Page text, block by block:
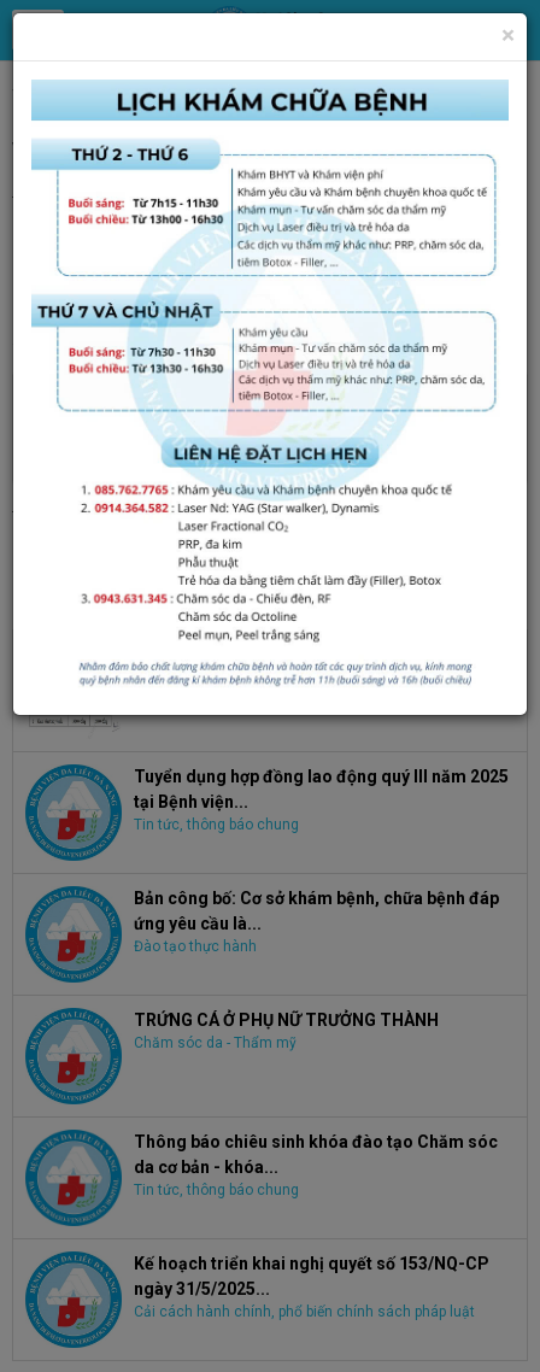
Tin Tức Tin tức, thông báo chung
Về việc mời chào giá trang thiết bị (Lần 2)
Thứ tư - 06/08/2025 16:14
File đính kèm
235.bvdl.kd-co-
dau.signed.signed.signed.signed.signed.pdf
Tổng số điểm của bài viết là: 0 trong 0 đánh giá
Click để đánh giá bài viết
TIN XEM NHIỀU
theo yêu cầu
Tuyển dụng hợp đồng lao động quý III năm 2025
tại Bệnh viện...
Tin tức, thông báo chung
Bản công bố: Cơ sở khám bệnh, chữa bệnh đáp
ứng yêu cầu là...
Đào tạo thực hành
TRỨNG CÁ Ở PHỤ NỮ TRƯỞNG THÀNH
Chăm sóc da - Thẩm mỹ
Thông báo chiêu sinh khóa đào tạo Chăm sóc
da cơ bản - khóa...
Tin tức, thông báo chung
Kế hoạch triển khai nghị quyết số 153/NQ-CP
ngày 31/5/2025...
Cải cách hành chính, phổ biến chính sách pháp luật
×